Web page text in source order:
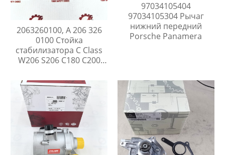
2063260100, A 206 326
0100 Стойка
стабилизатора C Class
W206 S206 C180 C200
97034105404
97034105304 Рычаг
нижний передний
Porsche Panamera